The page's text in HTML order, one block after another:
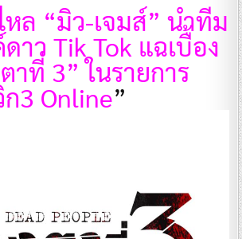
หล “มิว-เจมส์” นำทีม
าว Tik Tok แฉเบื้อง
าที่ 3” ในรายการ
ก3 Online”